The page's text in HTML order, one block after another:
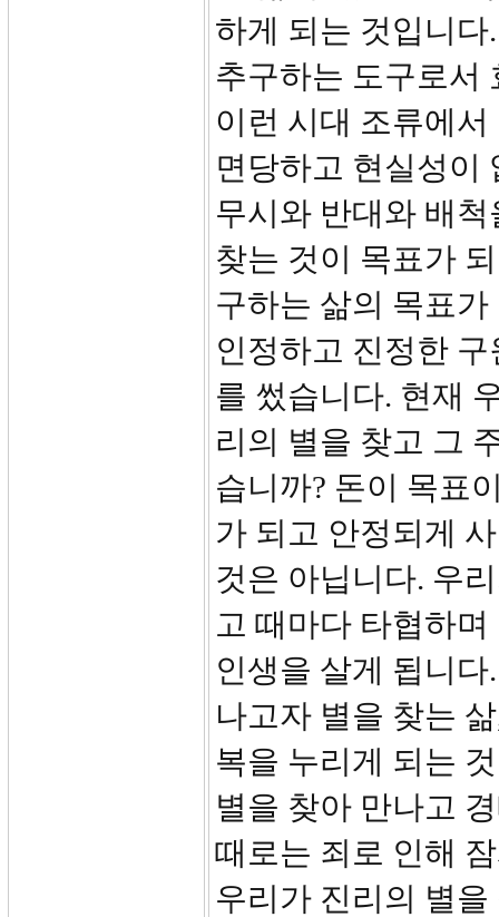
하게 되는 것입니
추구하는 도구로서
이런 시대 조류에
면당하고 현실성이
무시와 반대와 배
찾는 것이 목표가
구하는 삶의 목표
인정하고 진정한
를 썼습니다. 현재
리의 별을 찾고 그
습니까? 돈이 목표
가 되고 안정되게
것은 아닙니다. 우
고 때마다 타협하
인생을 살게 됩니
나고자 별을 찾는
복을 누리게 되는
별을 찾아 만나고
때로는 죄로 인해
우리가 진리의 별